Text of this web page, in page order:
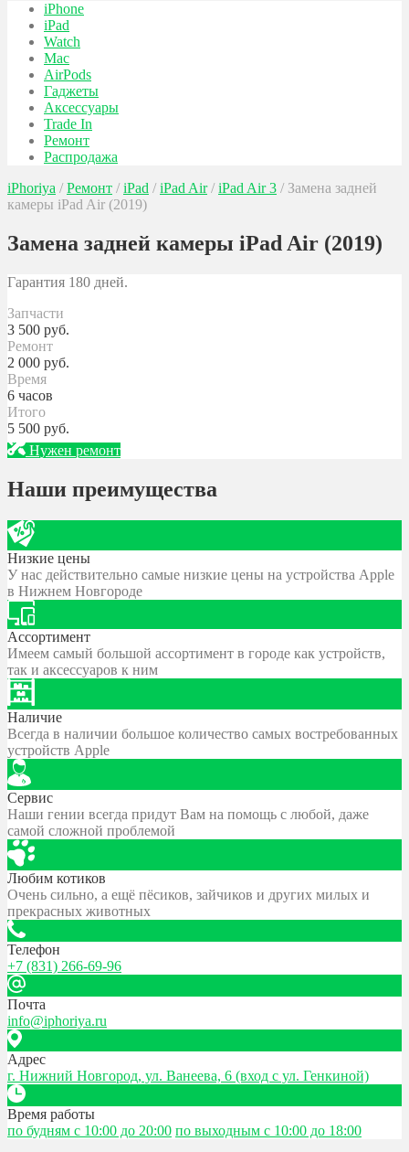
iPhone
iPad
Watch
Mac
AirPods
Гаджеты
Аксессуары
Trade In
Ремонт
Распродажа
iPhoriya / Ремонт / iPad / iPad Air/ iPad Air 3 / Замена задней
камеры iPad Air (2019)
Замена задней камеры iPad Air (2019)
Гарантия 180 дней.
Запчасти
3 500 руб.
Ремонт
2 000 руб.
Время
6 часов
Итого
5 500 руб.
Нужен ремонт
Наши преимущества
Низкие цены
У нас действительно самые низкие цены на устройства Apple
в Нижнем Новгороде
Ассортимент
Имеем самый большой ассортимент в городе как устройств,
так и аксессуаров к ним
Наличие
Всегда в наличии большое количество самых востребованных
устройств Apple
Сервис
Наши гении всегда придут Вам на помощь с любой, даже
самой сложной проблемой
Любим котиков
Очень сильно, а ещё пёсиков, зайчиков и других милых и
прекрасных животных
Телефон
+7 (831) 266-69-96
Почта
info@iphoriya.ru
Адрес
г. Нижний Новгород, ул. Ванеева, 6 (вход с ул. Генкиной)
Время работы
по будням с 10:00 до 20:00 по выходным с 10:00 до 18:00